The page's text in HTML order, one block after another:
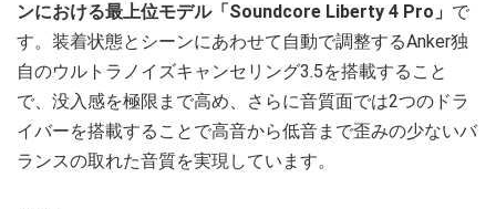
ンにおける最上位モデル「Soundcore Liberty 4 Pro」 で
す。装着状態とシーンにあわせて自動で調整するAnker独
自のウルトラノイズキャンセリング3.5を搭載すること
で、没入感を極限まで高め、さらに音質面では2つのドラ
イバーを搭載することで高音から低音まで歪みの少ないバ
ランスの取れた音質を実現しています。